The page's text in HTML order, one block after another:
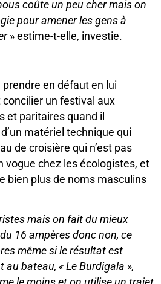
coûte un peu cher mais on
pour amener les gens à
» estime-t-elle, investie.
prendre en défaut en lui
un festival aux
et paritaires quand il
matériel technique qui
de croisière qui n’est pas
vogue chez les écologistes, et
bien plus de noms masculins
mais on fait du mieux
du 16 ampères donc non, ce
même si le résultat est
bateau, « Le Burdigala »,